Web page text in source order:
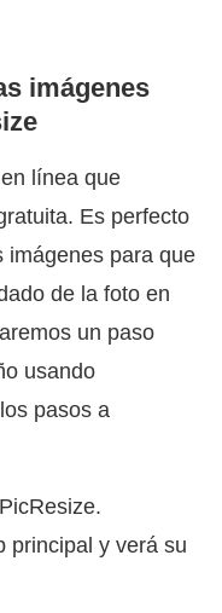
imágenes
línea que
Es perfecto
imágenes para que
de la foto en
un paso
usando
pasos a
principal y verá su